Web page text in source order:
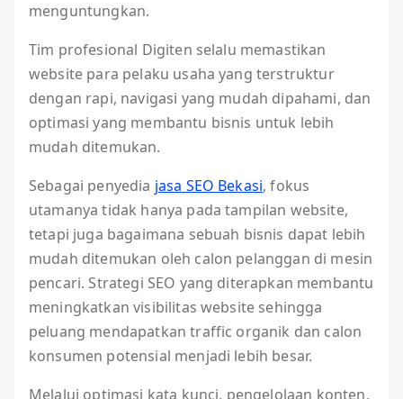
menguntungkan.
Tim profesional Digiten selalu memastikan
website para pelaku usaha yang terstruktur
dengan rapi, navigasi yang mudah dipahami, dan
optimasi yang membantu bisnis untuk lebih
mudah ditemukan.
Sebagai penyedia jasa SEO Bekasi, fokus
utamanya tidak hanya pada tampilan website,
tetapi juga bagaimana sebuah bisnis dapat lebih
mudah ditemukan oleh calon pelanggan di mesin
pencari. Strategi SEO yang diterapkan membantu
meningkatkan visibilitas website sehingga
peluang mendapatkan traffic organik dan calon
konsumen potensial menjadi lebih besar.
Melalui optimasi kata kunci, pengelolaan konten,